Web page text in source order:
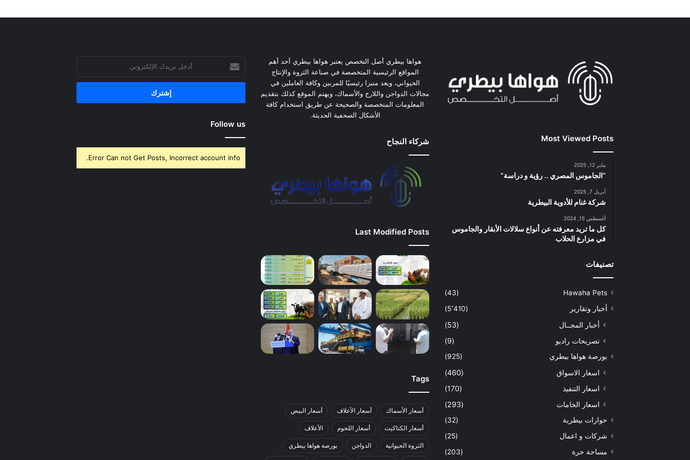
Most Viewed Posts
يناير 12, 2025
“الجاموس المصري .. رؤية و دراسة”
أبريل 7, 2025
شركة غنام للأدوية البيطرية
أغسطس 15, 2024
كل ما تريد معرفته عن أنواع سلالات الأبقار والجاموس
في مزارع الحلاب
تصنيفات
Hawaha Pets
(43)
أخبار وتقارير
(5٬410)
أخبار المجــال
(53)
تصريحات راديو
(9)
بورصة هواها بيطري (925)
اسعار الاسواق
(460)
اسعار التنفيذ
(170)
اسعار الخامات
(293)
حوارات بيطرية
(32)
شركات و اعمال
(25)
مساحة حرة
(203)
هواها بيطري أصل التخصص يعتبر هواها بيطري أحد أهم
المواقع الرئيسية المتخصصة في صناعة الثروة والإنتاج
الحيواني، ويعد منبرا رئيسيًا للمربين وكافة العاملين في
مجالات الدواجن واللارج والأسماك، ويهتم الموقع كذلك بتقديم
المعلومات المتخصصة والصحيحة عن طريق استخدام كافة
الأشكال الصحفية الحديثة.
شركاء النجاح
Last Modified Posts
Tags
أسعار الأسماك أسعار الأعلاف أسعار البيض
أسعار الكتاكيت أسعار اللحوم الأعلاف
الثروة الحيوانية الدواجن بورصة هواها بيطري
بريدك
الإلكتروني
Follow us
Error Can not Get Posts, Incorrect account info.